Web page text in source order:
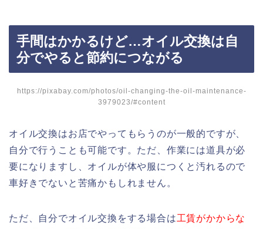
手間はかかるけど…オイル交換は自
分でやると節約につながる
https://pixabay.com/photos/oil-changing-the-oil-maintenance-
3979023/#content
オイル交換はお店でやってもらうのが一般的ですが、
自分で行うことも可能です。ただ、作業には道具が必
要になりますし、オイルが体や服につくと汚れるので
車好きでないと苦痛かもしれません。
ただ、自分でオイル交換をする場合は工賃がかからな